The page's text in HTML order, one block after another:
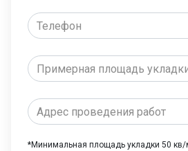
*Минимальная площадь укладки 50 кв/